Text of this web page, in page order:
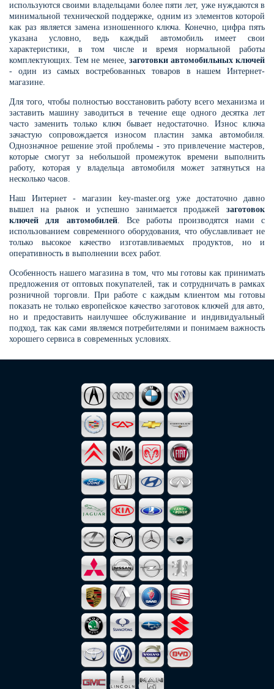
используются своими владельцами более пяти лет, уже нуждаются в
минимальной технической поддержке, одним из элементов которой
как раз является замена изношенного ключа. Конечно, цифра пять
указана условно, ведь каждый автомобиль имеет свои
характеристики, в том числе и время нормальной работы
комплектующих. Тем не менее, заготовки автомобильных ключей
- один из самых востребованных товаров в нашем Интернет-
магазине.
Для того, чтобы полностью восстановить работу всего механизма и
заставить машину заводиться в течение еще одного десятка лет
часто заменить только ключ бывает недостаточно. Износ ключа
зачастую сопровождается износом пластин замка автомобиля.
Однозначное решение этой проблемы - это привлечение мастеров,
которые смогут за небольшой промежуток времени выполнить
работу, которая у владельца автомобиля может затянуться на
несколько часов.
Наш Интернет - магазин key-master.org уже достаточно давно
вышел на рынок и успешно занимается продажей заготовок
ключей для автомобилей. Все работы производятся нами с
использованием современного оборудования, что обуславливает не
только высокое качество изготавливаемых продуктов, но и
оперативность в выполнении всех работ.
Особенность нашего магазина в том, что мы готовы как принимать
предложения от оптовых покупателей, так и сотрудничать в рамках
розничной торговли. При работе с каждым клиентом мы готовы
показать не только европейское качество заготовок ключей для авто,
но и предоставить наилучшее обслуживание и индивидуальный
подход, так как сами являемся потребителями и понимаем важность
хорошего сервиса в современных условиях.